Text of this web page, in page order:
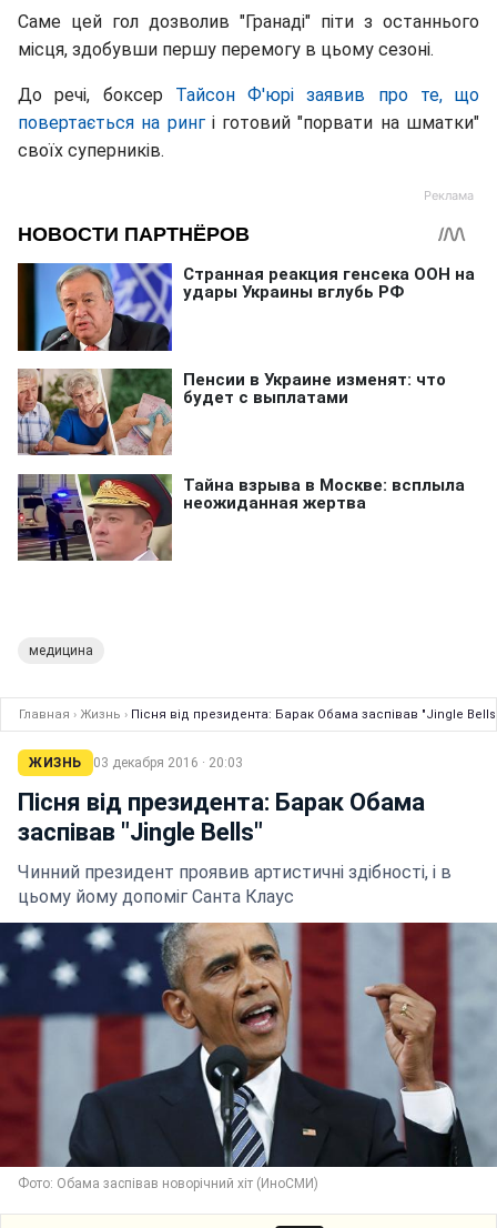
Саме цей гол дозволив "Гранаді" піти з останнього
місця, здобувши першу перемогу в цьому сезоні.
До речі, боксер Тайсон Ф'юрі заявив про те, що
повертається на рингі готовий "порвати на шматки"
своїх суперників.
медицина
Главная › Жизнь › Пісня від президента: Барак Обама заспівав "Jingle
ЖИЗНЬ 03 декабря 2016 · 20:03
Пісня від президента: Барак Обама
заспівав "Jingle Bells"
Чинний президент проявив артистичні здібності, і в
цьому йому допоміг Санта Клаус
Фото: Обама заспівав новорічний хіт (ИноСМИ)